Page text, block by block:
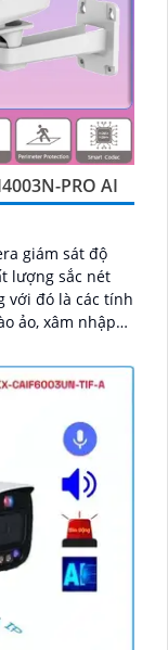
PRO AI
giám sát độ
lượng sắc nét
với đó là các tính
ảo, xâm nhập
giám sát an